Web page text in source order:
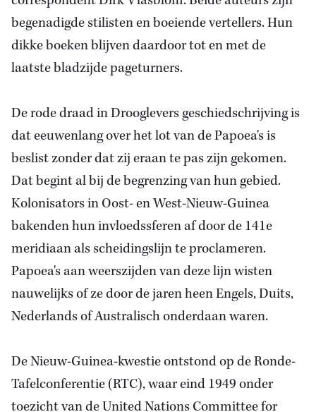
begenadigde stilisten en boeiende vertellers. Hun
dikke boeken blijven daardoor tot en met de
laatste bladzijde pageturners.
De rode draad in Drooglevers geschiedschrijving is
dat eeuwenlang over het lot van de Papoea's is
beslist zonder dat zij eraan te pas zijn gekomen.
Dat begint al bij de begrenzing van hun gebied.
Kolonisators in Oost- en West-Nieuw-Guinea
bakenden hun invloedssferen af door de 141e
meridiaan als scheidingslijn te proclameren.
Papoea's aan weerszijden van deze lijn wisten
nauwelijks of ze door de jaren heen Engels, Duits,
Nederlands of Australisch onderdaan waren.
De Nieuw-Guinea-kwestie ontstond op de Ronde-
Tafelconferentie (RTC), waar eind 1949 onder
toezicht van de United Nations Committee for